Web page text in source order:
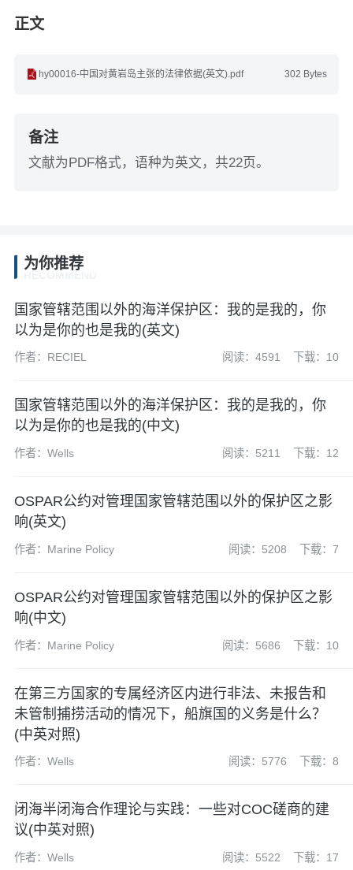
正文
302 Bytes
hy00016-中国对黄岩岛主张的法律依据(英文).pdf
备注
文献为PDF格式，语种为英文，共22页。
为你推荐
国家管辖范围以外的海洋保护区：我的是我的，你
以为是你的也是我的(英文)
作者：RECIEL 阅读：4591 下载：10
国家管辖范围以外的海洋保护区：我的是我的，你
以为是你的也是我的(中文)
作者：Wells 阅读：5211 下载：12
OSPAR公约对管理国家管辖范围以外的保护区之影
响(英文)
作者：Marine Policy 阅读：5208 下载：7
OSPAR公约对管理国家管辖范围以外的保护区之影
响(中文)
作者：Marine Policy 阅读：5686 下载：10
在第三方国家的专属经济区内进行非法、未报告和
未管制捕捞活动的情况下，船旗国的义务是什么？
(中英对照)
作者：Wells 阅读：5776 下载：8
闭海半闭海合作理论与实践：一些对COC磋商的建
议(中英对照)
作者：Wells 阅读：5522 下载：17